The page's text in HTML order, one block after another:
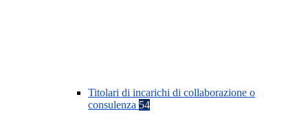
Titolari di incarichi di collaborazione o
consulenza 54